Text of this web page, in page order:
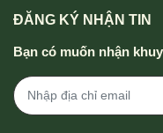
ĐĂNG KÝ NHẬN TIN
Bạn có muốn nhận